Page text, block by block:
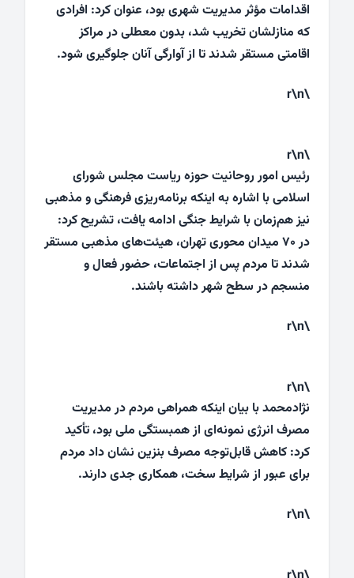
اقدامات مؤثر مدیریت شهری بود، عنوان کرد: افرادی
که منازلشان تخریب شد، بدون معطلی در مراکز
اقامتی مستقر شدند تا از آوارگی آنان جلوگیری شود.
\r\n
\r\n
رئیس امور روحانیت حوزه ریاست مجلس شورای
اسلامی با اشاره به اینکه برنامه‌ریزی فرهنگی و مذهبی
نیز هم‌زمان با شرایط جنگی ادامه یافت، تشریح کرد:
در ۷۰ میدان محوری تهران، هیئت‌های مذهبی مستقر
شدند تا مردم پس از اجتماعات، حضور فعال و
منسجم در سطح شهر داشته باشند.
\r\n
\r\n
نژادمحمد با بیان اینکه همراهی مردم در مدیریت
مصرف انرژی نمونه‌ای از همبستگی ملی بود، تأکید
کرد: کاهش قابل‌توجه مصرف بنزین نشان داد مردم
برای عبور از شرایط سخت، همکاری جدی دارند.
\r\n